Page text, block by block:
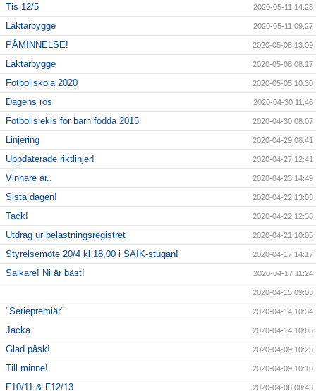
Tis 12/5 2020-05-11 14:28
Läktarbygge 2020-05-11 09:27
PÅMINNELSE! 2020-05-08 13:09
Läktarbygge 2020-05-08 08:17
Fotbollskola 2020 2020-05-05 10:30
Dagens ros 2020-04-30 11:46
Fotbollslekis för barn födda 2015 2020-04-30 08:07
Linjering 2020-04-29 08:41
Uppdaterade riktlinjer! 2020-04-27 12:41
Vinnare är.. 2020-04-23 14:49
Sista dagen! 2020-04-22 13:03
Tack! 2020-04-22 12:38
Utdrag ur belastningsregistret 2020-04-21 10:05
Styrelsemöte 20/4 kl 18,00 i SAIK-stugan! 2020-04-17 14:17
Saikare! Ni är bäst! 2020-04-17 11:24
2020-04-15 09:03
"Seriepremiär" 2020-04-14 10:34
Jacka 2020-04-14 10:05
Glad påsk! 2020-04-09 10:25
Till minne! 2020-04-09 10:10
F10/11 & F12/13 2020-04-06 08:43